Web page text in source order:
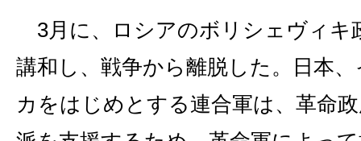
3月に、ロシアのボリシェヴィキ
講和し、戦争から離脱した。日本
カをはじめとする連合軍は、革命